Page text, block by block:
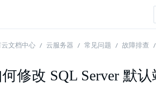
云文档中心 云服务器 常见问题 故障排查
修改 SQL Server 默认